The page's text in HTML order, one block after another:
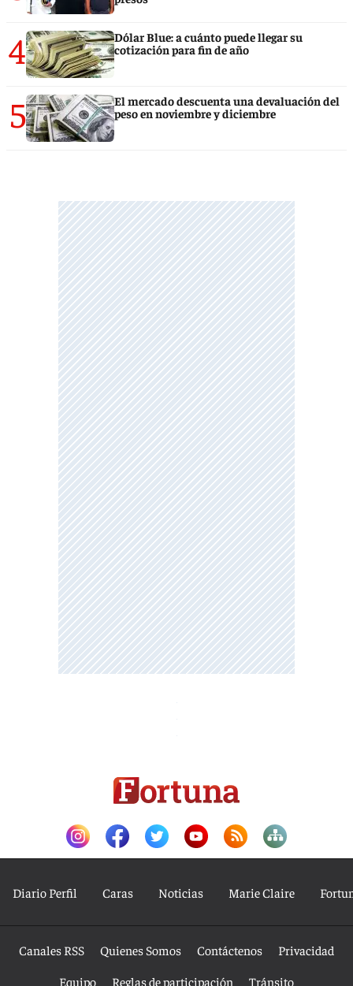
4
Dólar Blue: a cuánto puede llegar su
cotización para fin de año
5
El mercado descuenta una devaluación del
peso en noviembre y diciembre
Diario Perfil Caras Noticias Marie Claire
Canales RSS Quienes Somos Contáctenos
Privacidad
Equipo
Reglas de participación Tránsito